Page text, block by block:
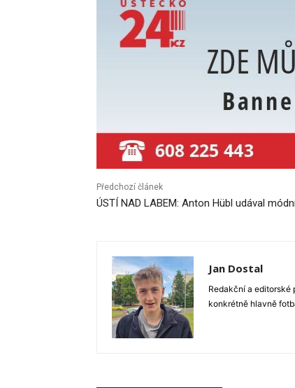
Předchozí článek
ÚSTÍ NAD LABEM: Anton Hübl udával
Jan Dostal
Redakční a editorské
konkrétně hlavně